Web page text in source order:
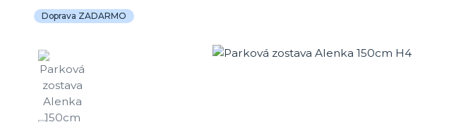
Doprava ZADARMO